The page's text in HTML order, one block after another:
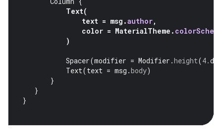
Text(
text = msg .author,
color = MaterialTheme .
)
Spacer(modifier = Modifier .height(4.dp
Text(text = msg .body)
}
}
}